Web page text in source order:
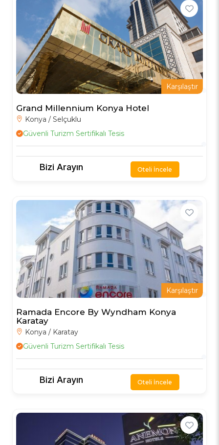
Karşılaştır
Grand Millennium Konya Hotel
Konya / Selçuklu
Güvenli Turizm Sertifikalı Tesis
Bizi Arayın Oteli İncele
Karşılaştır
Ramada Encore By Wyndham Konya
Karatay
Konya / Karatay
Güvenli Turizm Sertifikalı Tesis
Bizi Arayın Oteli İncele